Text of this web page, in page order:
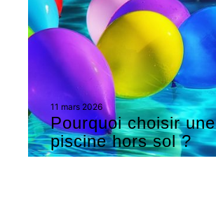
11 mars 2026
Pourquoi choisir une
piscine hors sol ?